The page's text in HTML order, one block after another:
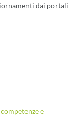
dai portali
e